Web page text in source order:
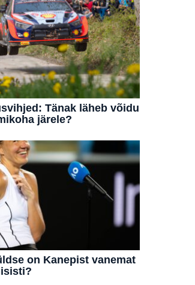
Tänak läheb võidu
järele?
on Kanepist vanemat